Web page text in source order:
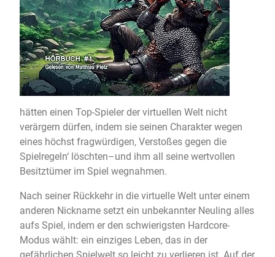
hätten einen Top-Spieler der virtuellen Welt nicht
verärgern dürfen, indem sie seinen Charakter wegen
eines höchst fragwürdigen‚ Verstoßes gegen die
Spielregeln‘ löschten–und ihm all seine wertvollen
Besitztümer im Spiel wegnahmen.
Nach seiner Rückkehr in die virtuelle Welt unter einem
anderen Nickname setzt ein unbekannter Neuling alles
aufs Spiel, indem er den schwierigsten Hardcore-
Modus wählt: ein einziges Leben, das in der